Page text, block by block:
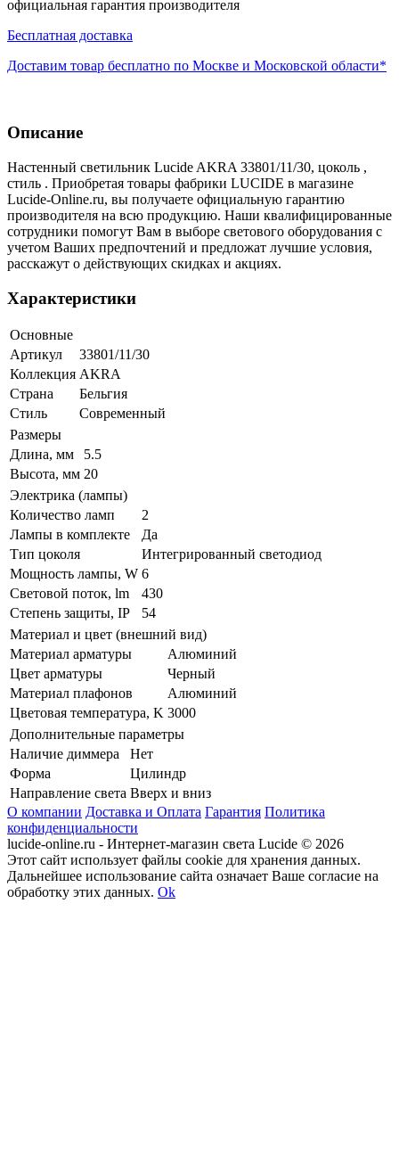
официальная гарантия производителя
Бесплатная доставка
Доставим товар бесплатно по Москве и Московской области*
Описание
Настенный светильник Lucide AKRA 33801/11/30, цоколь ,
стиль . Приобретая товары фабрики LUCIDE в магазине
Lucide-Online.ru, вы получаете официальную гарантию
производителя на всю продукцию. Наши квалифицированные
сотрудники помогут Вам в выборе светового оборудования с
учетом Ваших предпочтений и предложат лучшие условия,
расскажут о действующих скидках и акциях.
Характеристики
Основные
Артикул
33801/11/30
Коллекция AKRA
Страна
Бельгия
Стиль
Современный
Размеры
Длина, мм
5.5
Высота, мм 20
Электрика (лампы)
Количество ламп
2
Лампы в комплекте
Да
Тип цоколя
Интегрированный светодиод
Мощность лампы, W 6
Световой поток, lm
430
Степень защиты, IP
54
Материал и цвет (внешний вид)
Материал арматуры
Алюминий
Цвет арматуры
Черный
Материал плафонов
Алюминий
Цветовая температура, K 3000
Дополнительные параметры
Наличие диммера
Нет
Форма
Цилиндр
Направление света Вверх и вниз
О компании Доставка и Оплата Гарантия Политика
конфиденциальности
lucide-online.ru - Интернет-магазин света Lucide © 2026
Этот сайт использует файлы cookie для хранения данных.
Дальнейшее использование сайта означает Ваше согласие на
обработку этих данных. Ok